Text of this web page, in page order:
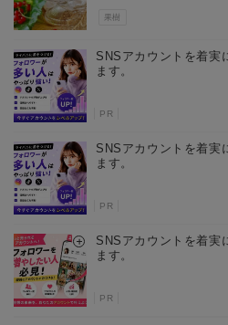
果樹
SNSアカウントを着実
ます。
PR
SNSアカウントを着実
ます。
PR
SNSアカウントを着実
ます。
PR